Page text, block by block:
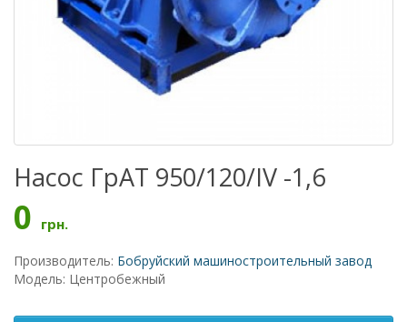
Насос ГрАТ 950/120/IV -1,6
0 грн.
Производитель: Бобруйский машиностроительный завод
Модель: Центробежный